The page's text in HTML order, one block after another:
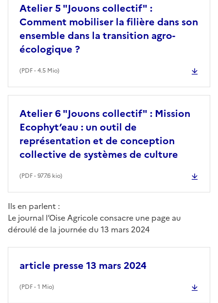
Atelier 5 "Jouons collectif" :
Comment mobiliser la filière dans son
ensemble dans la transition agro-
écologique ?
(PDF- 4.5 Mio)
Atelier 6 "Jouons collectif" : Mission
Ecophyt’eau : un outil de
représentation et de conception
collective de systèmes de culture
(PDF- 977.6 kio)
Ils en parlent :
Le journal l’Oise Agricole consacre une page au
déroulé de la journée du 13 mars 2024
article presse 13 mars 2024
(PDF- 1 Mio)